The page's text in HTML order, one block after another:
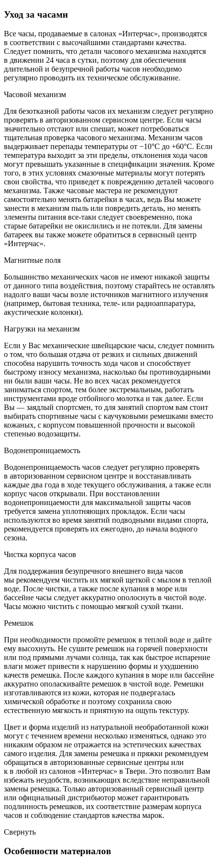
Уход за часами
Все часы, продаваемые в салонах «Интерчас», производятся
в соответствии с высочайшими стандартами качества.
Следует помнить, что детали часового механизма находятся
в движении 24 часа в сутки, поэтому для обеспечения
длительной и безупречной работы часов необходимо
регулярно проводить их техническое обслуживание.
Часовой механизм
Для безотказной работы часов их механизм следует регулярно
проверять в авторизованном сервисном центре. Если часы
значительно отстают или спешат, может потребоваться
тщательная проверка часового механизма. Механизм часов
выдерживает перепады температуры от −10°C до +60°C. Если
температура выходит за эти пределы, отклонения хода часов
могут превышать указанные в спецификации значения. Кроме
того, в этих условиях смазочные материалы могут потерять
свои свойства, что приведет к повреждению деталей часового
механизма. Также часовые мастера не рекомендуют
самостоятельно менять батарейки в часах, ведь Вы можете
занести в механизм пыль или повредить деталь, но менять
элементы питания все-таки следует своевременно, пока
старые батарейки не окислились и не потекли. Для замены
батареек вы также можете обратиться в сервисный центр
«Интерчас».
Магнитные поля
Большинство механических часов не имеют никакой защиты
от данного типа воздействия, поэтому старайтесь не оставлять
надолго ваши часы возле источников магнитного излучения
(например, бытовая техника, теле- или радиоаппаратура,
акустические колонки).
Нагрузки на механизм
Если у Вас механические швейцарские часы, следует помнить
о том, что большая отдача от резких и сильных движений
способна нарушить точность хода часов и способствует
быстрому износу механизма, насколько бы противоударными
ни были ваши часы. Не во всех часах рекомендуется
заниматься спортом, тем более экстремальным, работать
инструментами вроде отбойного молотка и так далее. Если
Вы — заядлый спортсмен, то для занятий спортом вам стоит
выбирать спортивные часы с каучуковыми ремешками вместо
кожаных, с корпусом повышенной прочности и высокой
степенью водозащиты.
Водонепроницаемость
Водонепроницаемость часов следует регулярно проверять
в авторизованном сервисном центре и восстанавливать
каждые два года в ходе текущего обслуживания, а также если
корпус часов открывали. При восстановлении
водонепроницаемости для максимальной защиты часов
требуется замена уплотняющих прокладок. Если часы
используются во время занятий подводными видами спорта,
рекомендуется проверять их ежегодно, до начала водного
сезона.
Чистка корпуса часов
Для поддержания безупречного внешнего вида часов
мы рекомендуем чистить их мягкой щеткой с мылом в теплой
воде. После чистки, а также после купания в море или
бассейне часы следует аккуратно ополоснуть в чистой воде.
Часы можно чистить с помощью мягкой сухой ткани.
Ремешок
При необходимости промойте ремешок в теплой воде и дайте
ему высохнуть. Не сушите ремешок на горячей поверхности
или под прямыми лучами солнца, так как быстрое испарение
влаги может привести к нарушению формы и ухудшению
качеств ремешка. После каждого купания в море или бассейне
аккуратно ополаскивайте ремешок в чистой воде. Ремешки
изготавливаются из кожи, которая не подвергалась
химической обработке и поэтому сохранила свою
естественную мягкость и приятную на ощупь текстуру.
Цвет и форма изделий из натуральной необработанной кожи
могут с течением времени несколько изменяться, однако это
никаким образом не отражается на эстетических качествах
самого изделия. Для замены ремешка и пряжки рекомендуем
обращаться в авторизованные сервисные центры или
к в любой из салонов «Интерчас» в Твери. Это позволит Вам
избежать неудобств, возникающих вследствие неправильной
замены ремешка. Только авторизованный сервисный центр
или официальный дистрибьютор может гарантировать
подлинность ремешков, их соответствие размерам корпуса
часов и соблюдение стандартов качества марок.
Свернуть
Особенности материалов